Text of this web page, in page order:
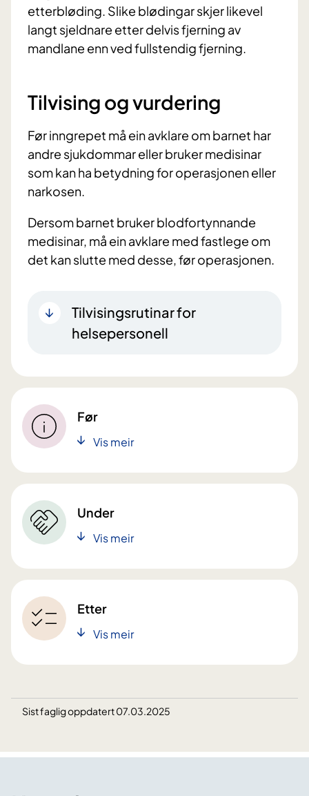
etterbløding. Slike blødingar skjer likevel
langt sjeldnare etter delvis fjerning av
mandlane enn ved fullstendig fjerning.
Tilvising og vurdering
Før inngrepet må ein avklare om barnet har
andre sjukdommar eller bruker medisinar
som kan ha betydning for operasjonen eller
narkosen.
Dersom barnet bruker blodfortynnande
medisinar, må ein avklare med fastlege om
det kan slutte med desse, før operasjonen.
Tilvisingsrutinar for
helsepersonell
Før
Vis meir
Under
Vis meir
Etter
Vis meir
Sist faglig oppdatert 07.03.2025